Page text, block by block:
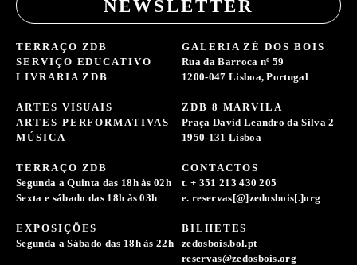
NEWSLETTER
TERRAÇO ZDB
SERVIÇO EDUCATIVO
LIVRARIA ZDB
ARTES VISUAIS
ARTES PERFORMATIVAS
MÚSICA
GALERIA ZÉ DOS BOIS
Rua da Barroca nº 59
1200-047 Lisboa, Portugal
ZDB 8 MARVILA
Praça David Leandro da Silva 2
1950-131 Lisboa
TERRAÇO ZDB
Segunda a Quinta das 18h às 02h
Sexta e sábado das 18h às 03h
EXPOSIÇÕES
Segunda a Sábado das 18h às 22h
CONTACTOS
t. + 351 213 430 205
e. reservas[@]zedosbois[.]org
BILHETES
zedosbois.bol.pt
reservas@zedosbois.org